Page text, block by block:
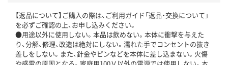
【返品について】ご購入の際は、ご利用ガイド「返品・交換について」
を必ずご確認の上、お申し込みください。
●用途以外に使用しない。本品は飲めない。本体に衝撃を与えた
り、分解、修理、改造は絶対にしない。濡れた手でコンセントの抜き
差しをしない。また、針金やピンなどを本体に差し込まない。火傷